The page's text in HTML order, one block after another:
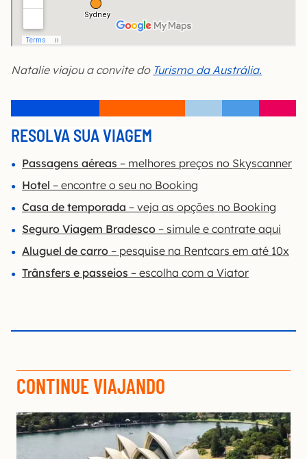
Natalie viajou a convite do Turismo da Austrália.
RESOLVA SUA VIAGEM
Passagens aéreas – melhores preços no Skyscanner
Hotel – encontre o seu no Booking
Casa de temporada – veja as opções no Booking
Seguro Viagem Bradesco – simule e contrate aqui
Aluguel de carro – pesquise na Rentcars em até 10x
Trânsfers e passeios – escolha com a Viator
CONTINUE VIAJANDO